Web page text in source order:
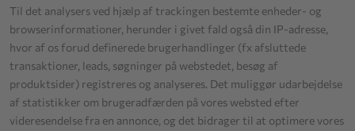
Til det analysers ved hjælp af trackingen bestemte enheder- og
browserinformationer, herunder i givet fald også din IP-adresse,
hvor af os forud definerede brugerhandlinger (fx afsluttede
transaktioner, leads, søgninger på webstedet, besøg af
produktsider) registreres og analyseres. Det muliggør udarbejdelse
af statistikker om brugeradfærden på vores websted efter
videresendelse fra en annonce, og det bidrager til at optimere vores